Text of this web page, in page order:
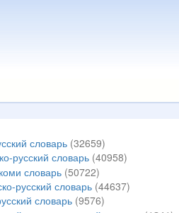
словарь (32659)
русский словарь (40958)
словарь (50722)
русский словарь (44637)
словарь (9576)